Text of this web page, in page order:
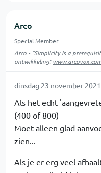
Arco
Special Member
Arco - "Simplicity is a
ontwikkeling:
dinsdag 23 november
Als het echt
(400 of 800)
Moet alleen glad
zien...
Als je er erg veel